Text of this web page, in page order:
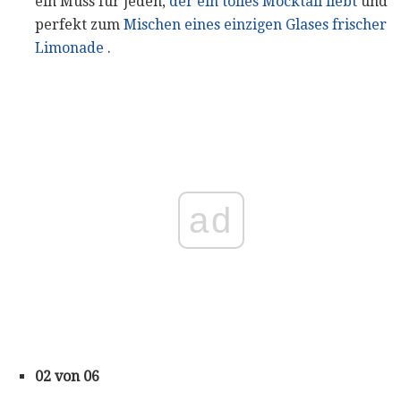
perfekt zum Mischen eines einzigen Glases frischer
Limonade .
ad
02 von 06